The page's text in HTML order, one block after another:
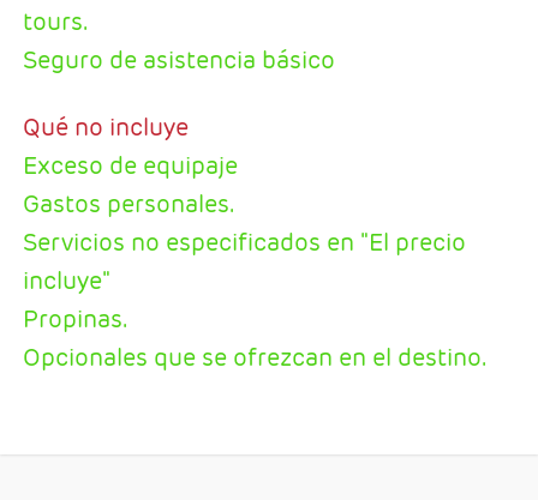
tours.
Seguro de asistencia básico
Qué no incluye
Exceso de equipaje
Gastos personales.
Servicios no especificados en "El precio
incluye"
Propinas.
Opcionales que se ofrezcan en el destino.